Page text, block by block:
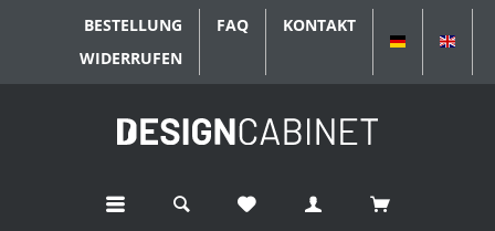
BESTELLUNG
WIDERRUFEN
FAQ
KONTAKT
DEUTSCH